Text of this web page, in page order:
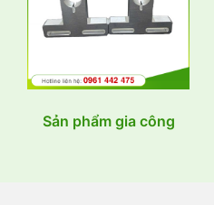
Sản phẩm gia công